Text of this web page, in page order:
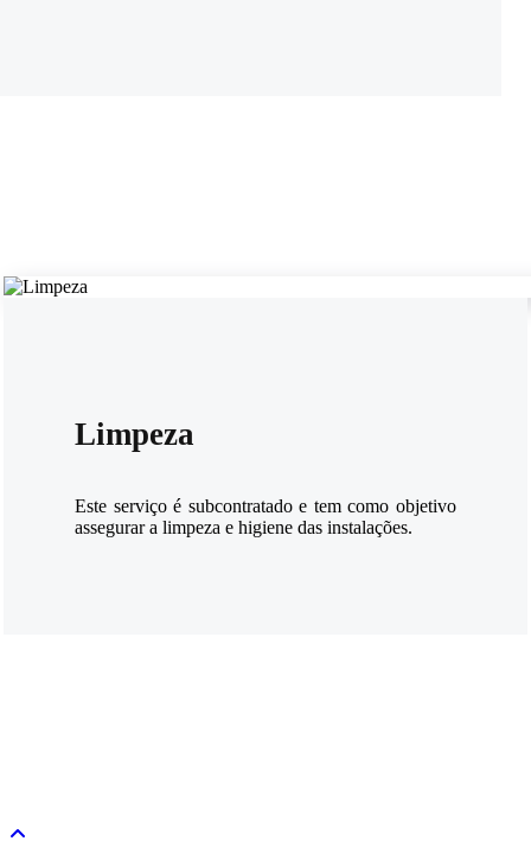
Limpeza
Este serviço é subcontratado e tem como objetivo
assegurar a limpeza e higiene das instalações.